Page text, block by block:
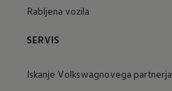
Rabljena vozila
SERVIS
Iskanje Volkswagnovega partnerja